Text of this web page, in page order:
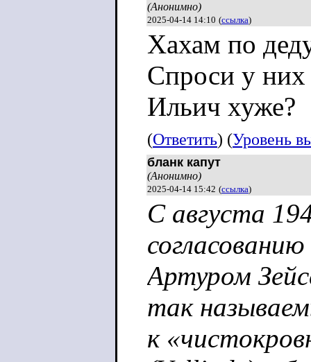
Согласны?
(Анонимно)
2025-04-14 14:10 (ссылка)
Хахам по
Спроси у них
Ильич хуже?
(Ответить) (Уровень
бланк капут
(Анонимно)
2025-04-14 15:42 (ссылка)
С августа
Артуром
так
к